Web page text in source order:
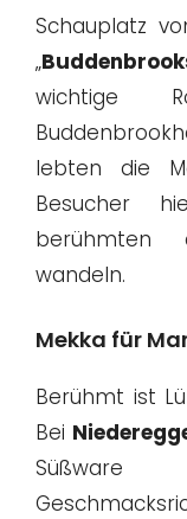
Schauplatz
„
wichtige
lebten die
Besucher
berühmten
wandeln.
Mekka für
Berühmt ist
Bei